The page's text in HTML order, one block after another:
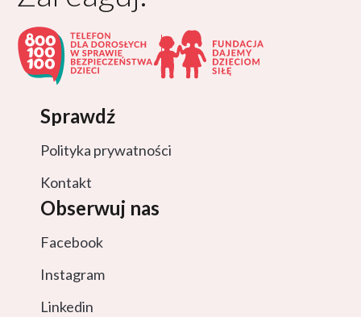
Sprawdź
Polityka prywatności
Kontakt
Obserwuj nas
Facebook
Instagram
Linkedin